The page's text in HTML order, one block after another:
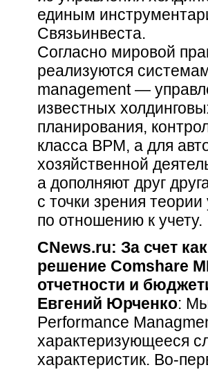
единым
Связьинвеста.
Согласно мировой
реализуются
management —
известных
планирования,
класса BPM, а для
хозяйственной
а дополняют друг
с точки зрения
по отношению к учету.
CNews.ru: За счет
решение Comshare
отчетности и
Евгений Юрченко:
Performance
характеризующееся
характеристик. Во-